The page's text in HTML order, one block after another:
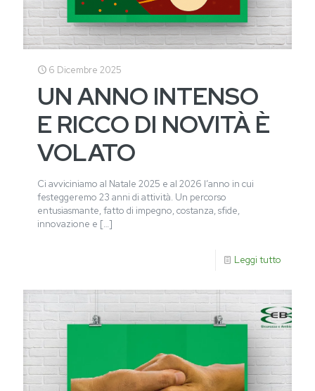
6 Dicembre 2025
UN ANNO INTENSO
E RICCO DI NOVITÀ È
VOLATO
Ci avviciniamo al Natale 2025 e al 2026 l’anno in cui
festeggeremo 23 anni di attività. Un percorso
entusiasmante, fatto di impegno, costanza, sfide,
innovazione e […]
Leggi tutto